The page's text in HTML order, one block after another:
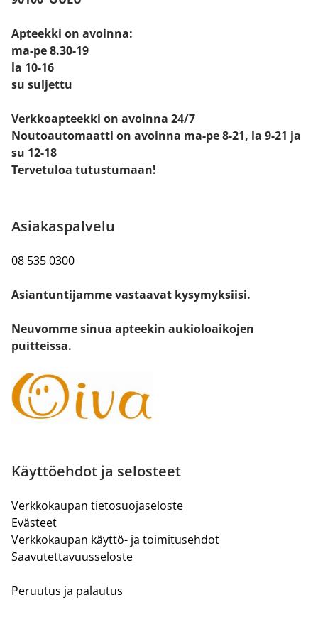
Apteekki on avoinna:
ma-pe 8.30-19
la 10-16
su suljettu
Verkkoapteekki on avoinna 24/7
Noutoautomaatti on avoinna ma-pe 8-21, la 9-21 ja
su 12-18
Tervetuloa tutustumaan!
Asiakaspalvelu
08 535 0300
Asiantuntijamme vastaavat kysymyksiisi.
Neuvomme sinua apteekin aukioloaikojen
puitteissa.
Käyttöehdot ja selosteet
Verkkokaupan tietosuojaseloste
Evästeet
Verkkokaupan käyttö- ja toimitusehdot
Saavutettavuusseloste
Peruutus ja palautus